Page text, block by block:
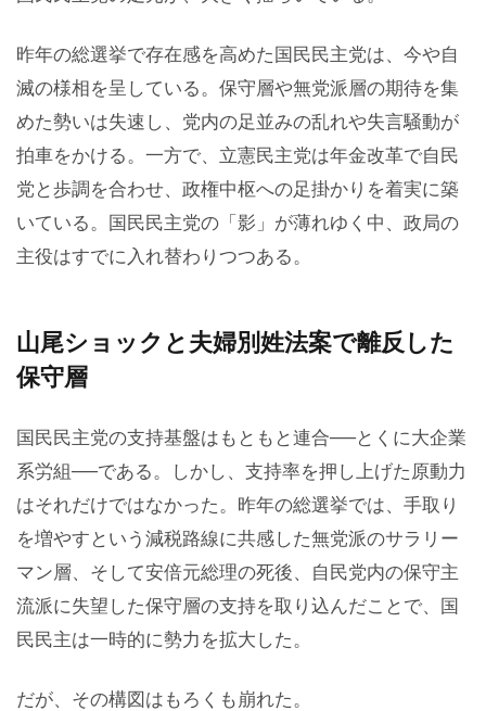
昨年の総選挙で存在感を高めた国民民主党は、今や自
滅の様相を呈している。保守層や無党派層の期待を集
めた勢いは失速し、党内の足並みの乱れや失言騒動が
拍車をかける。一方で、立憲民主党は年金改革で自民
党と歩調を合わせ、政権中枢への足掛かりを着実に築
いている。国民民主党の「影」が薄れゆく中、政局の
主役はすでに入れ替わりつつある。
山尾ショックと夫婦別姓法案で離反した
保守層
国民民主党の支持基盤はもともと連合──とくに大企業
系労組──である。しかし、支持率を押し上げた原動力
はそれだけではなかった。昨年の総選挙では、手取り
を増やすという減税路線に共感した無党派のサラリー
マン層、そして安倍元総理の死後、自民党内の保守主
流派に失望した保守層の支持を取り込んだことで、国
民民主は一時的に勢力を拡大した。
だが、その構図はもろくも崩れた。